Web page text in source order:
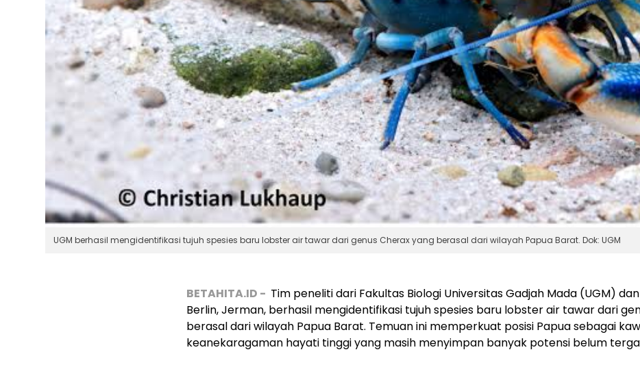
UGM berhasil mengidentifikasi tujuh spesies baru lobster air tawar dari genus Cherax yang berasal dari wilayah Papua Barat. Dok: UGM
BETAHITA.ID - Tim peneliti dari Fakultas Biologi Universitas Gadjah Mada (UGM)
Berlin, Jerman, berhasil mengidentifikasi tujuh spesies baru lobster air tawar dari
berasal dari wilayah Papua Barat. Temuan ini memperkuat posisi Papua sebagai
keanekaragaman hayati tinggi yang masih menyimpan banyak potensi belum